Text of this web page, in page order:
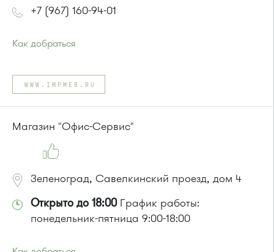
+7 (967) 160-94-01
Как добраться
Автобусы № 2, 3, 9, 11, 19, 31, 32.
Маршрутка № 409м, 419м
или до остановки"Товары для дома":
Маршрутка № 408м, 419м, 476м
WWW.IMPMEB.RU
Магазин "Офис-Сервис"
Зеленоград, Савелкинский проезд, дом 4
Открыто до 18:00График работы:
понедельник-пятница 9:00-18:00